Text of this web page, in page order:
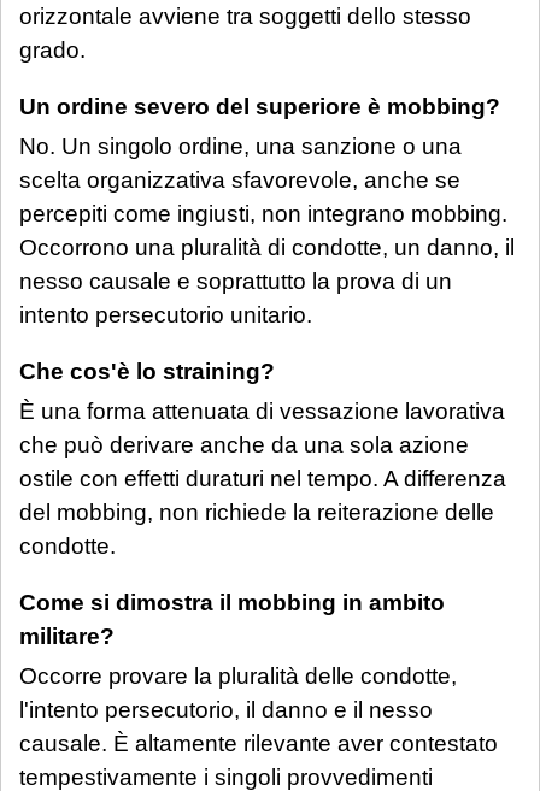
orizzontale avviene tra soggetti dello stesso
grado.
Un ordine severo del superiore è mobbing?
No. Un singolo ordine, una sanzione o una
scelta organizzativa sfavorevole, anche se
percepiti come ingiusti, non integrano mobbing.
Occorrono una pluralità di condotte, un danno, il
nesso causale e soprattutto la prova di un
intento persecutorio unitario.
Che cos'è lo straining?
È una forma attenuata di vessazione lavorativa
che può derivare anche da una sola azione
ostile con effetti duraturi nel tempo. A differenza
del mobbing, non richiede la reiterazione delle
condotte.
Come si dimostra il mobbing in ambito
militare?
Occorre provare la pluralità delle condotte,
l'intento persecutorio, il danno e il nesso
causale. È altamente rilevante aver contestato
tempestivamente i singoli provvedimenti